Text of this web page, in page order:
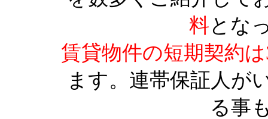
料とな
賃貸物件の短期契約
ます。連帯保証人が
る事